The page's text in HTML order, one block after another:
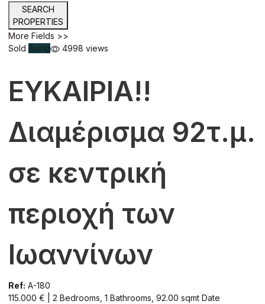
SEARCH
PROPERTIES
More Fields >>
Sold Buing 4998 views
ΕΥΚΑΙΡΙΑ!!
Διαμέρισμα 92τ.μ.
σε κεντρική
περιοχή των
Ιωαννίνων
Ref: A-180
115.000 € | 2 Bedrooms, 1 Bathrooms, 92.00 sqmt Date